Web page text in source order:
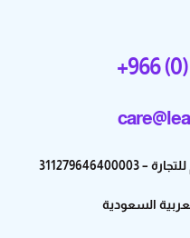
+966 (0)
السعودية